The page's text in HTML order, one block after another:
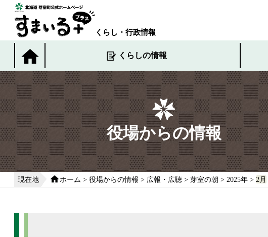
くらし・行政情報
くらしの情報
役場からの情報
現在地 ホーム > 役場からの情報 > 広報・広聴 > 芽室の朝 > 2025年 > 2月